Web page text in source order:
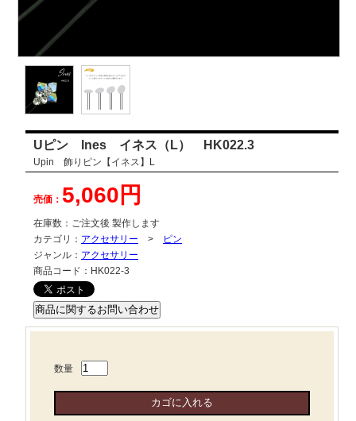
Uピン Ines イネス（L） HK022.3
Upin 飾りピン【イネス】L
売価： 5,060円
在庫数： ご注文後 製作します
カテゴリ： アクセサリー >
ピン
ジャンル： アクセサリー
商品コード： HK022-3
数量